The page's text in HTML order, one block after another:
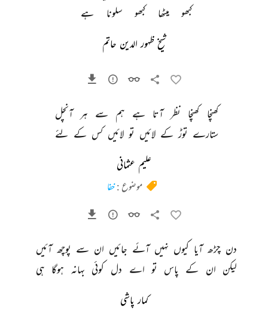
کبھو
میٹھا کبھو سلونا ہے
شیخ ظہور الدین حاتم
کھنچا کھنچا نظر آتا ہے ہم سے ہر
آنچل
ستارے توڑ کے لائیں تو لائیں کس کے لئے
علیم عثمانی
موضوع :خفا
دن چڑھ آیا کیوں نہیں آئے جائیں ان سے پوچھ آئیں
لیکن ان کے پاس تو اے دل کوئی بہانہ ہوگا ہی
کمار پاشی